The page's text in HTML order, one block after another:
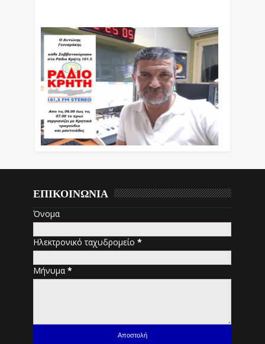
ΕΠΙΚΟΙΝΩΝΙΑ
Όνομα
Ηλεκτρονικό ταχυδρομείο*
Μήνυμα*